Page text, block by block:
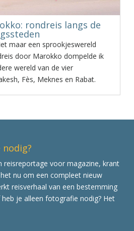
rondreis langs de
maar een sprookjeswereld
door Marokko dompelde ik
wereld van de vier
Fès, Meknes en Rabat.
reisreportage voor magazine, krant
nu om een compleet nieuw
reisverhaal van een bestemming
je alleen fotografie nodig? Het